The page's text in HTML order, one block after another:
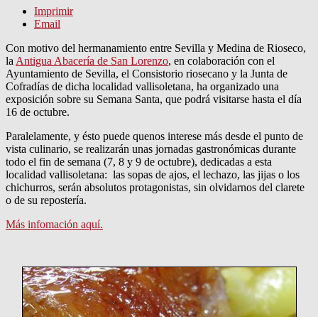
Imprimir
Email
Con motivo del hermanamiento entre Sevilla y Medina de Rioseco,
la Antigua Abacería de San Lorenzo, en colaboración con el
Ayuntamiento de Sevilla, el Consistorio riosecano y la Junta de
Cofradías de dicha localidad vallisoletana, ha organizado una
exposición sobre su Semana Santa, que podrá visitarse hasta el día
16 de octubre.
Paralelamente, y ésto puede quenos interese más desde el punto de
vista culinario, se realizarán unas jornadas gastronómicas durante
todo el fin de semana (7, 8 y 9 de octubre), dedicadas a esta
localidad vallisoletana: las sopas de ajos, el lechazo, las jijas o los
chichurros, serán absolutos protagonistas, sin olvidarnos del clarete
o de su repostería.
Más infomación aquí.